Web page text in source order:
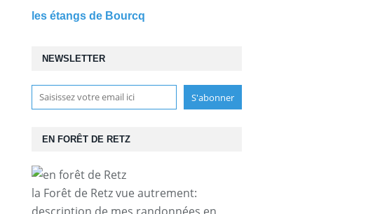
NEWSLETTER
EN FORÊT DE RETZ
la Forêt de Retz vue autrement:
les étangs de Bourcq